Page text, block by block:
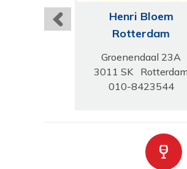
Henri Bloem
Rotterdam
Groenendaal 23A
3011 SK Rotterdam
010-8423544